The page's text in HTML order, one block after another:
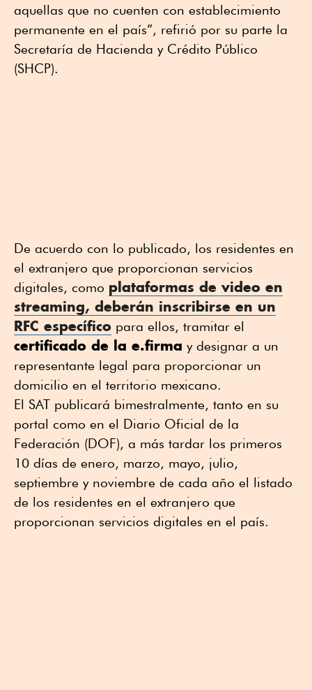
aquellas que no cuenten con establecimiento
permanente en el país”, refirió por su parte la
Secretaría de Hacienda y Crédito Público
(SHCP).
De acuerdo con lo publicado, los residentes en
el extranjero que proporcionan servicios
digitales, como plataformas de video en
streaming, deberán inscribirse en un
RFC específico para ellos, tramitar el
certificado de la e.firma y designar a un
representante legal para proporcionar un
domicilio en el territorio mexicano.
El SAT publicará bimestralmente, tanto en su
portal como en el Diario Oficial de la
Federación (DOF), a más tardar los primeros
10 días de enero, marzo, mayo, julio,
septiembre y noviembre de cada año el listado
de los residentes en el extranjero que
proporcionan servicios digitales en el país.